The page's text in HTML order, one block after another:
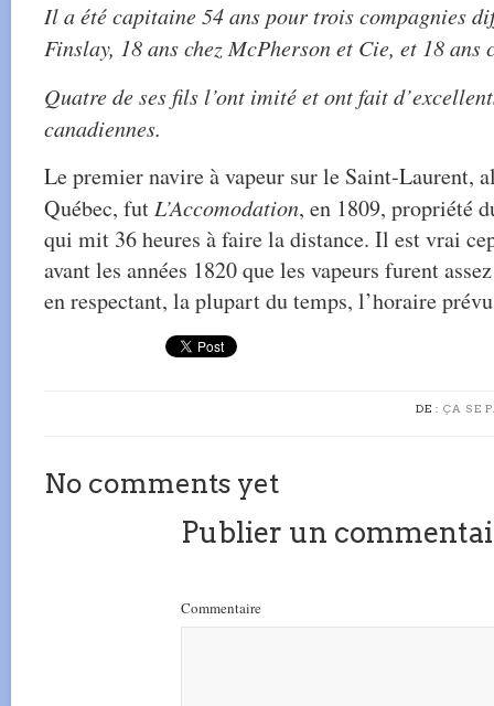
Il a été capitaine 54 ans pour trois compagnies
Finslay, 18 ans chez McPherson et Cie, et 18 ans
Quatre de ses fils l’ont imité et ont fait
canadiennes.
Le premier navire à vapeur sur le Saint-Laurent,
Québec, fut L’Accomodation, en 1809, propriété
qui mit 36 heures à faire la distance. Il est vrai
avant les années 1820 que les vapeurs furent
en respectant, la plupart du temps, l’horaire
DE : ÇA SE
No comments yet
Publier un
Commentaire